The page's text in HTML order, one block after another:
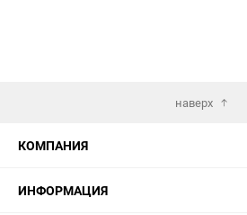
наверх
КОМПАНИЯ
ИНФОРМАЦИЯ